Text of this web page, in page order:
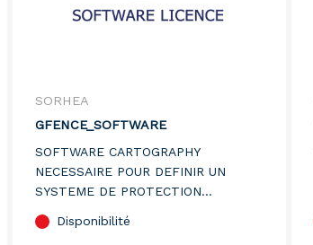
SORHEA
GFENCE_SOFTWARE
SOFTWARE CARTOGRAPHY
NECESSAIRE POUR DEFINIR UN
SYSTEME DE PROTECTION
Disponibilité